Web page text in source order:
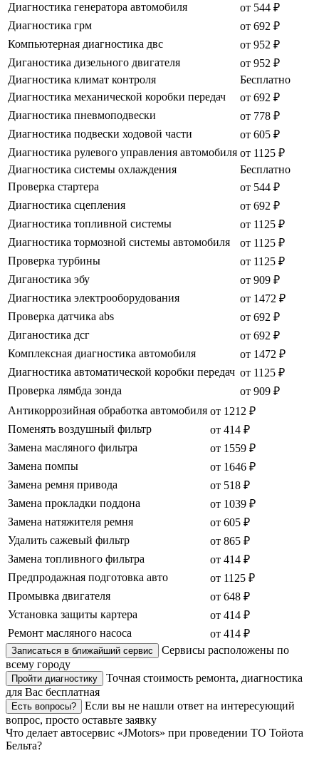
Диагностика генератора автомобиля
от 544 ₽
Диагностика грм
от 692 ₽
Компьютерная диагностика двс
от 952 ₽
Диганостика дизельного двигателя
от 952 ₽
Диагностика климат контроля
Бесплатно
Диагностика механической коробки передач
от 692 ₽
Диагностика пневмоподвески
от 778 ₽
Диагностика подвески ходовой части
от 605 ₽
Диагностика рулевого управления автомобиля от 1125 ₽
Диагностика системы охлаждения
Бесплатно
Проверка стартера
от 544 ₽
Диагностика сцепления
от 692 ₽
Диагностика топливной системы
от 1125 ₽
Диагностика тормозной системы автомобиля
от 1125 ₽
Проверка турбины
от 1125 ₽
Диганостика эбу
от 909 ₽
Диагностика электрооборудования
от 1472 ₽
Проверка датчика abs
от 692 ₽
Диганостика дсг
от 692 ₽
Комплексная диагностика автомобиля
от 1472 ₽
Диагностика автоматической коробки передач от 1125 ₽
Проверка лямбда зонда
от 909 ₽
Антикоррозийная обработка автомобиля от 1212 ₽
Поменять воздушный фильтр
от 414 ₽
Замена масляного фильтра
от 1559 ₽
Замена помпы
от 1646 ₽
Замена ремня привода
от 518 ₽
Замена прокладки поддона
от 1039 ₽
Замена натяжителя ремня
от 605 ₽
Удалить сажевый фильтр
от 865 ₽
Замена топливного фильтра
от 414 ₽
Предпродажная подготовка авто
от 1125 ₽
Промывка двигателя
от 648 ₽
Установка защиты картера
от 414 ₽
Ремонт масляного насоса
от 414 ₽
Записаться в ближайший сервис
Сервисы расположены по
всему городу
Пройти диагностику
Точная стоимость ремонта, диагностика
для Вас бесплатная
Есть вопросы?
Если вы не нашли ответ на интересующий
вопрос, просто оставьте заявку
Что делает автосервис «JMotors» при проведении ТО Тойота
Бельта?